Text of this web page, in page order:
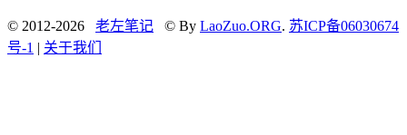
© 2012-2026 老左笔记 © By LaoZuo.ORG. 苏ICP备06030674
号-1 | 关于我们